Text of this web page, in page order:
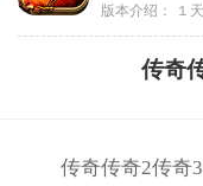
版本介绍：
１
传奇
传奇传奇2传奇